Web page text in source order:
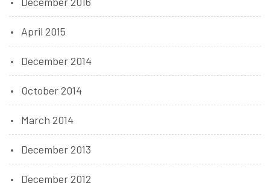
April 2015
December 2014
October 2014
March 2014
December 2013
December 2012